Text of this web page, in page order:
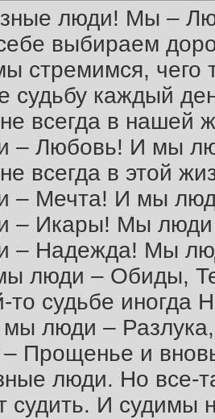
люди! Мы –
выбираем
стремимся, чего
судьбу каждый
всегда в нашей
– Любовь! И мы
всегда в этой
– Мечта! И мы
– Икары! Мы
– Надежда! Мы
люди – Обиды,
то судьбе иногда
люди –
Прощенье и
люди. Но все-
судить. И судимы